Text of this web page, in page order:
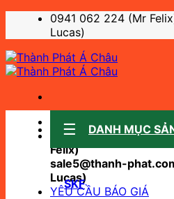
dung
0941 062 224 (Mr
Lucas)
Sale support:
sale10@thanh-
Felix)
sale5@thanh-
Lucas)
YÊU CẦU BÁO GIÁ
DANH MỤC
SKF